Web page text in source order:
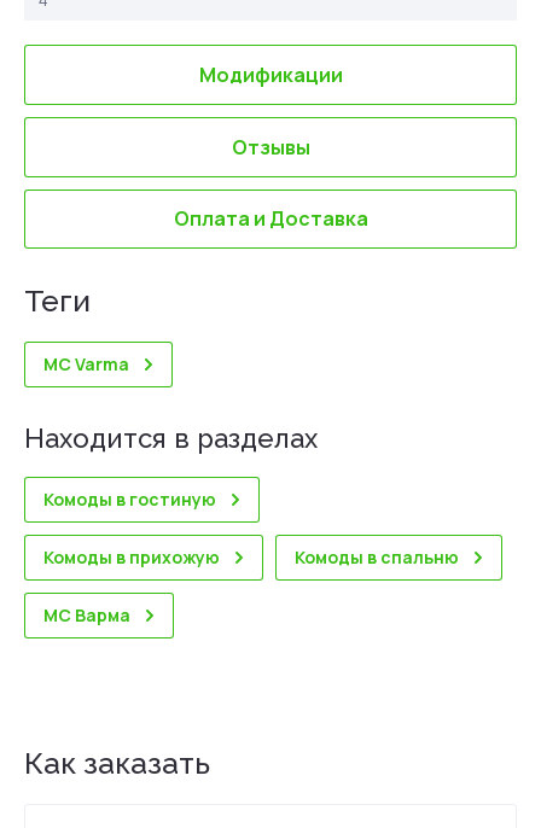
Модификации
Отзывы
Оплата и Доставка
теги
МС Varma
Находится в разделах
Комоды в гостиную
Комоды в прихожую Комоды в спальню
МС Варма
Как заказать